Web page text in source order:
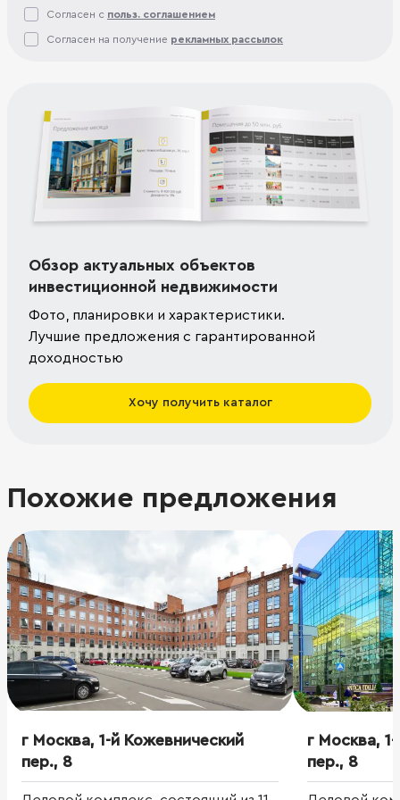
Согласен с польз. соглашением
Согласен на получение рекламных рассылок
Обзор актуальных объектов
инвестиционной недвижимости
Фото, планировки и характеристики.
Лучшие предложения с гарантированной
доходностью
Хочу получить каталог
Похожие предложения
г Москва, 1-й Кожевнический
пер., 8
г Москва,
пер., 8